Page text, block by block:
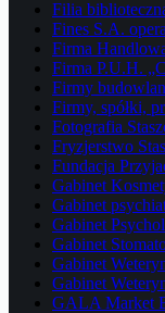
Filia
Fines S.A.
Firma
Firma P.U.H.
Firmy
Firmy, spółki,
Fotografia
Fryzjerstwo
Fundacja
Gabinet
Gabinet
Gabinet
Gabinet
Gabinet
Gabinet
GALA Market